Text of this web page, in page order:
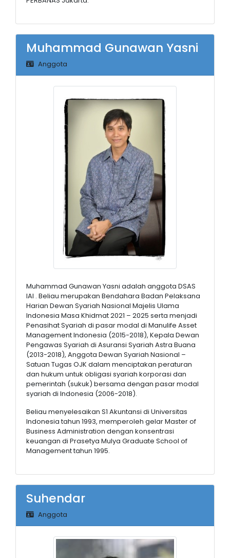
Muhammad Gunawan Yasni
Anggota
Muhammad Gunawan Yasni adalah anggota DSAS
IAI . Beliau merupakan Bendahara Badan Pelaksana
Harian Dewan Syariah Nasional Majelis Ulama
Indonesia Masa Khidmat 2021 – 2025 serta menjadi
Penasihat Syariah di pasar modal di Manulife Asset
Management Indonesia (2015-2018), Kepala Dewan
Pengawas Syariah di Asuransi Syariah Astra Buana
(2013-2018), Anggota Dewan Syariah Nasional –
Satuan Tugas OJK dalam menciptakan peraturan
dan hukum untuk obligasi syariah korporasi dan
pemerintah (sukuk) bersama dengan pasar modal
syariah di Indonesia (2006-2018).
Beliau menyelesaikan S1 Akuntansi di Universitas
Indonesia tahun 1993, memperoleh gelar Master of
Business Administration dengan konsentrasi
keuangan di Prasetya Mulya Graduate School of
Management tahun 1995.
Suhendar
Anggota